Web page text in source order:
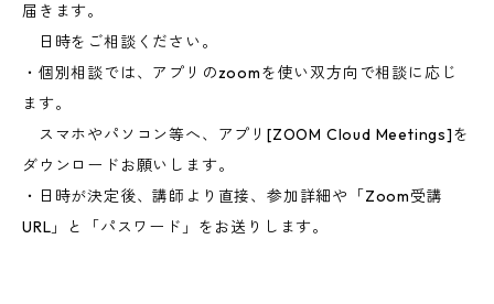
届きます。
日時をご相談ください。
・個別相談では、アプリのzoomを使い双方向で相談に応じ
ます。
スマホやパソコン等へ、アプリ[ZOOM Cloud Meetings]を
ダウンロードお願いします。
・日時が決定後、講師より直接、参加詳細や「Zoom受講
URL」と「パスワード」をお送りします。